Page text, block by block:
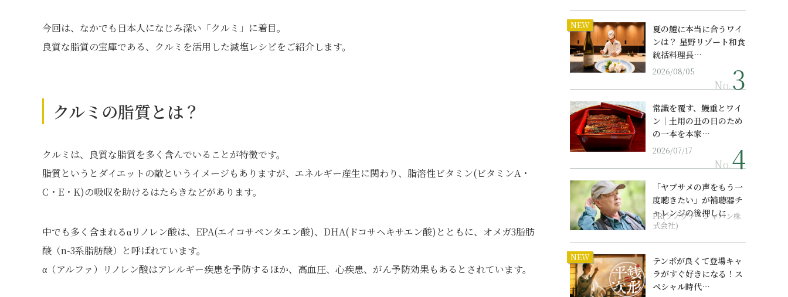
今回は、なかでも日本人になじみ深い「クルミ」に着目。
良質な脂質の宝庫である、クルミを活用した減塩レシピをご紹介します。
クルミの脂質とは？
クルミは、良質な脂質を多く含んでいることが特徴です。
脂質というとダイエットの敵というイメージもありますが、エネルギー産生に関わり、脂溶性ビタミン(ビタミンA・
C・E・K)の吸収を助けるはたらきなどがあります。
中でも多く含まれるαリノレン酸は、EPA(エイコサペンタエン酸)、DHA(ドコサヘキサエン酸)とともに、オメガ3脂肪
酸（n-3系脂肪酸）と呼ばれています。
α（アルファ）リノレン酸はアレルギー疾患を予防するほか、高血圧、心疾患、がん予防効果もあるとされています。
NEW
夏の鱧に本当に合うワイ
ンは？ 星野リゾート和食
統括料理長…
2026/08/05
No.
常識を覆す、鰻重とワイ
ン｜土用の丑の日のため
の一本を本家…
2026/07/17
No.
「ヤブサメの声をもう一
度聴きたい」が補聴器チ
ャレンジの後押しに
PR(ソノヴァ・ジャパン株
式会社)
NEW
テンポが良くて登場キャ
ラがすぐ好きになる！ス
ペシャル時代…